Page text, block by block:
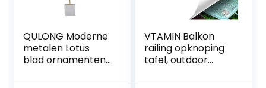
QULONG Moderne
metalen Lotus
blad ornamenten,
VTAMIN Balkon
railing opknoping
tafel, outdoor